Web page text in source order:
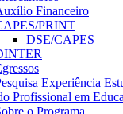
Financeiro
PRINT
DSE/CAPES
Experiência
Profissional em
o Programa